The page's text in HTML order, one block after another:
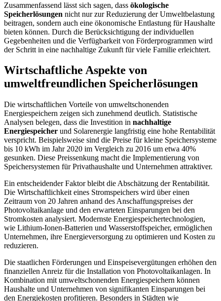
Zusammenfassend lässt sich sagen, dass ökologische
Speicherlösungen nicht nur zur Reduzierung der Umweltbelastung
beitragen, sondern auch eine ökonomische Entlastung für Haushalte
bieten können. Durch die Berücksichtigung der individuellen
Gegebenheiten und die Verfügbarkeit von Förderprogrammen wird
der Schritt in eine nachhaltige Zukunft für viele Familie erleichtert.
Wirtschaftliche Aspekte von
umweltfreundlichen Speicherlösungen
Die wirtschaftlichen Vorteile von umweltschonenden
Energiespeichern zeigen sich zunehmend deutlich. Statistische
Analysen belegen, dass die Investition in nachhaltige
Energiespeicher und Solarenergie langfristig eine hohe Rentabilität
verspricht. Beispielsweise sind die Preise für kleine Speichersysteme
bis 10 kWh im Jahr 2020 im Vergleich zu 2016 um etwa 40%
gesunken. Diese Preissenkung macht die Implementierung von
Speichersystemen für Privathaushalte und Unternehmen attraktiver.
Ein entscheidender Faktor bleibt die Abschätzung der Rentabilität.
Die Wirtschaftlichkeit eines Stromspeichers wird über einen
Zeitraum von 20 Jahren anhand des Anschaffungspreises der
Photovoltaikanlage und den erwarteten Einsparungen bei den
Stromkosten analysiert. Modernste Energiespeichertechnologien,
wie Lithium-Ionen-Batterien und Wasserstoffspeicher, ermöglichen
Unternehmen, ihre Energieversorgung zu optimieren und Kosten zu
reduzieren.
Die staatlichen Förderungen und Einspeisevergütungen erhöhen den
finanziellen Anreiz für die Installation von Photovoltaikanlagen. In
Kombination mit umweltschonenden Energiespeichern können
Haushalte und Unternehmen von signifikanten Einsparungen bei
den Energiekosten profitieren. Besonders in Städten wie